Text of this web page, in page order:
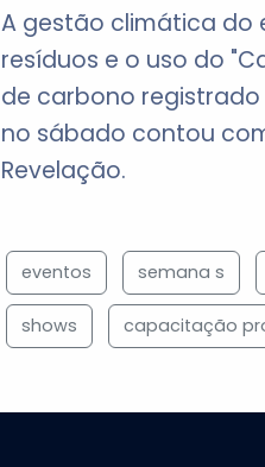
A gestão climática do
resíduos e o uso do
de carbono registrado
no sábado contou
Revelação.
eventos semana s
shows capacitação